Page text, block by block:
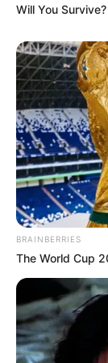
Email address:
Will You
BRAINBERRIES
The World Cup